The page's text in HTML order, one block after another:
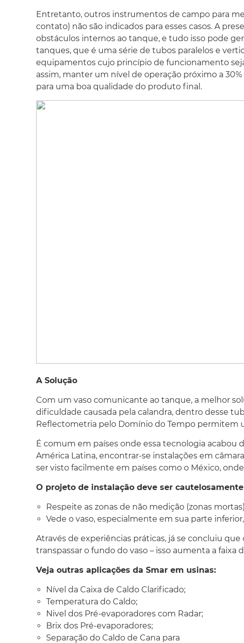
Entretanto, outros instrumentos de campo para
contato) não são indicados para esses casos. A
obstáculos internos ao tanque, e tudo isso pode
tanques, que é uma série de tubos paralelos e
equipamentos cujo princípio de funcionamento
assim, manter um nível de operação próximo a
para uma boa qualidade do produto final.
A Solução
Com um vaso comunicante ao tanque, a melhor
dificuldade causada pela calandra, dentro desse
Reflectometria pelo Domínio do Tempo permitem
É comum em países onde essa tecnologia acabou
América Latina, encontrar-se instalações em
ser visto facilmente em países como o México,
O projeto de instalação deve ser
Respeite as zonas de não medição (zonas
Vede o vaso, especialmente em sua parte
Através de experiências práticas, já se concluiu
transpassar o fundo do vaso – isso aumenta a faixa
Veja outras aplicações da Smar em usinas:
Nível da Caixa de Caldo Clarificado;
Temperatura do Caldo;
Nivel dos Pré-evaporadores com Radar;
Brix dos Pré-evaporadores;
Separação do Caldo de Cana para